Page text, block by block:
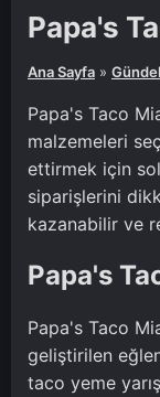
Papa's
Ana Sayfa »
Papa's Taco
malzemeleri
ettirmek için
siparişlerini
kazanabilir ve
Papa's
Papa's Taco
geliştirilen
taco yeme